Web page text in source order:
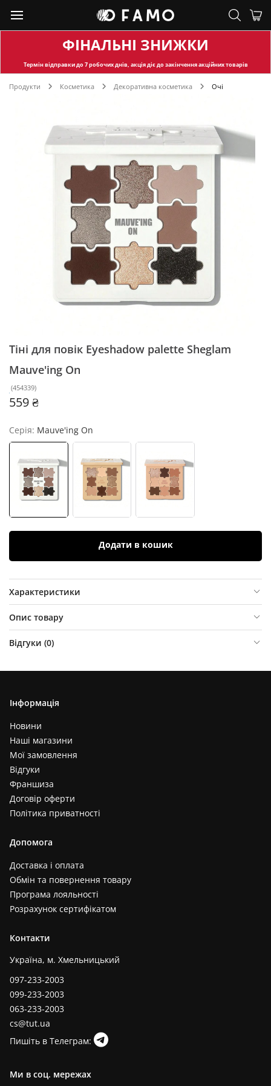
ФІНАЛЬНІ ЗНИЖКИ
Термін відправкидо 7 робочих днів, акція діє до закінчення акційних товарів
Продукти Косметика Декоративна косметика Очі
Тіні для повік Eyeshadow palette Sheglam
Mauve'ing On
(454339)
559 ₴
Серія: Mauve'ing On
Додати в кошик
Характеристики
Опис товару
Відгуки (0)
Інформація
Новини
Наші магазини
Мої замовлення
Відгуки
Франшиза
Договір оферти
Політика приватності
Допомога
Доставка і оплата
Обмін та повернення товару
Програма лояльності
Розрахунок сертифікатом
Контакти
Україна, м. Хмельницький
097-233-2003
099-233-2003
063-233-2003
cs@tut.ua
Пишіть в Телеграм:
Ми в соц. мережах